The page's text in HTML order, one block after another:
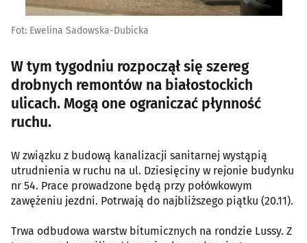
Fot: Ewelina Sadowska-Dubicka
W tym tygodniu rozpoczął się szereg
drobnych remontów na białostockich
ulicach. Mogą one ograniczać płynność
ruchu.
W związku z budową kanalizacji sanitarnej wystąpią
utrudnienia w ruchu na ul. Dziesięciny w rejonie budynku
nr 54. Prace prowadzone będą przy połówkowym
zawężeniu jezdni. Potrwają do najbliższego piątku (20.11).
Trwa odbudowa warstw bitumicznych na rondzie Lussy. Z